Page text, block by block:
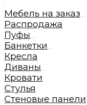
Мебель на заказ
Распродажа
Пуфы
Банкетки
Кресла
Диваны
Кровати
Стулья
Стеновые панели